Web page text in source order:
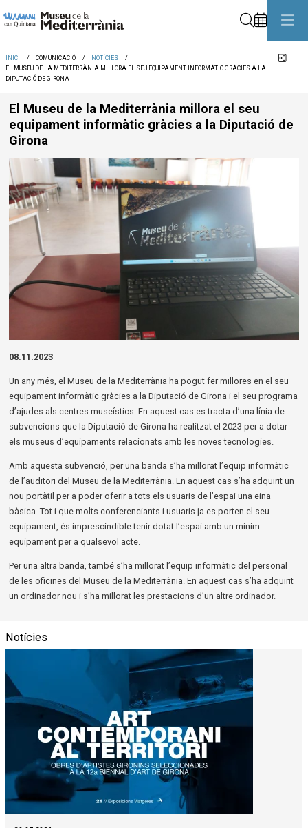
INICI COMUNICACIÓ
NOTÍCIES
EL MUSEU DE LA MEDITERRÀNIA MILLORA EL SEU EQUIPAMENT INFORMÀTIC GRÀCIES A LA
DIPUTACIÓ DE GIRONA
El Museu de la Mediterrània millora el seu
equipament informàtic gràcies a la Diputació de
Girona
08.11.2023
Un any més, el Museu de la Mediterrània ha pogut fer millores en el seu
equipament informàtic gràcies a la Diputació de Girona i el seu programa
d’ajudes als centres museístics. En aquest cas es tracta d’una línia de
subvencions que la Diputació de Girona ha realitzat el 2023 per a dotar
els museus d’equipaments relacionats amb les noves tecnologies.
Amb aquesta subvenció, per una banda s’ha millorat l’equip informàtic
de l’auditori del Museu de la Mediterrània. En aquest cas s’ha adquirit un
nou portàtil per a poder oferir a tots els usuaris de l’espai una eina
bàsica. Tot i que molts conferenciants i usuaris ja es porten el seu
equipament, és imprescindible tenir dotat l’espai amb un mínim
equipament per a qualsevol acte.
Per una altra banda, també s’ha millorat l’equip informàtic del personal
de les oficines del Museu de la Mediterrània. En aquest cas s’ha adquirit
un ordinador nou i s’ha millorat les prestacions d’un altre ordinador.
Notícies